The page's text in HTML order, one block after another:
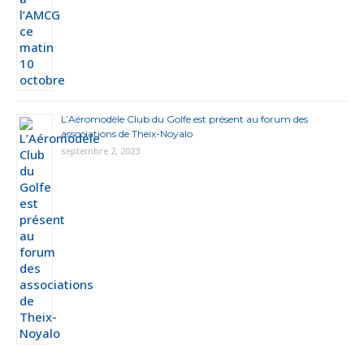
L’Aéromodèle Club du Golfe est présent au forum des
associations de Theix-Noyalo
septembre 2, 2023